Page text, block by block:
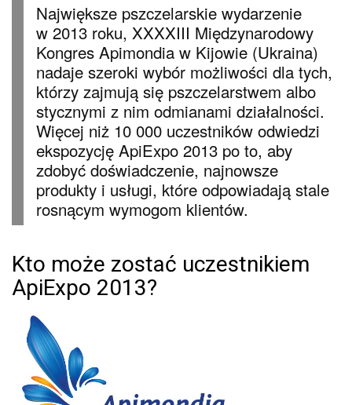
Największe pszczelarskie wydarzenie
w 2013 roku, XXXXIII Międzynarodowy
Kongres Apimondia w Kijowie (Ukraina)
nadaje szeroki wybór możliwości dla tych,
którzy zajmują się pszczelarstwem albo
stycznymi z nim odmianami działalności.
Więcej niż 10 000 uczestników odwiedzi
ekspozycję ApiExpo 2013 po to, aby
zdobyć doświadczenie, najnowsze
produkty i usługi, które odpowiadają stale
rosnącym wymogom klientów.
Kto może zostać uczestnikiem
ApiExpo 2013?